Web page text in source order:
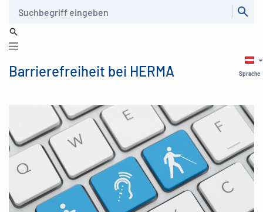
Sprache
Barrierefreiheit bei HERMA